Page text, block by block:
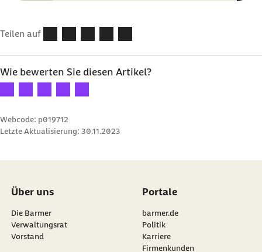
Teilen auf
Wie bewerten Sie diesen Artikel?
Ihre Bewertung: 1 Stern
Ihre Bewertung: 2 Sterne
Ihre Bewertung: 3 Sterne
Ihre Bewertung: 4 Sterne
Ihre Bewertung: 5 Sterne
Webcode: p019712
Letzte Aktualisierung: 30.11.2023
Über uns
Die Barmer
Verwaltungsrat
Vorstand
Portale
barmer.de
Politik
Karriere
Firmenkunden